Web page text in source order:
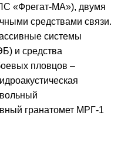
«Фрегат-МА»), двумя
средствами связи.
системы
и средства
пловцов –
гранатомет МРГ-1